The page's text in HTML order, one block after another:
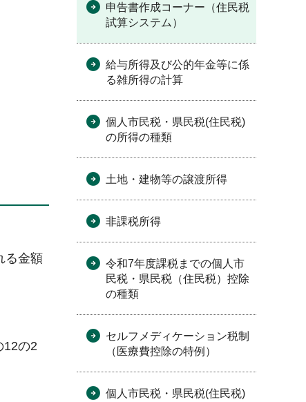
る金額
12の2
申告書作成コーナー（住民税
試算システム）
給与所得及び公的年金等に係
る雑所得の計算
個人市民税・県民税(住民税)
の所得の種類
土地・建物等の譲渡所得
非課税所得
令和7年度課税までの個人市
民税・県民税（住民税）控除
の種類
セルフメディケーション税制
（医療費控除の特例）
個人市民税・県民税(住民税)